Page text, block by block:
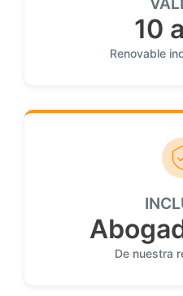
10
Renovable
De nuestra